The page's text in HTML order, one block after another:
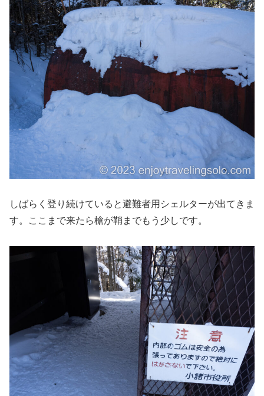
しばらく登り続けていると避難者用シェルターが出てきま
す。ここまで来たら槍が鞘までもう少しです。